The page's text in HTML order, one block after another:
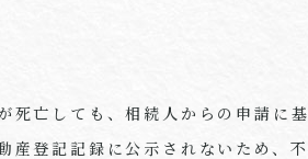
死亡しても、相続人からの申請に基
産登記記録に公示されないため、不